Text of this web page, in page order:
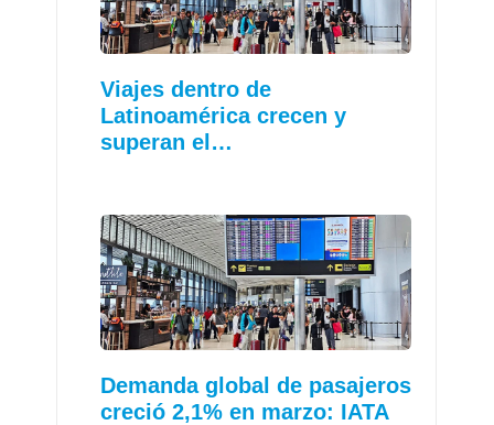
Viajes dentro de
Latinoamérica crecen y
superan el…
Demanda global de pasajeros
creció 2,1% en marzo: IATA